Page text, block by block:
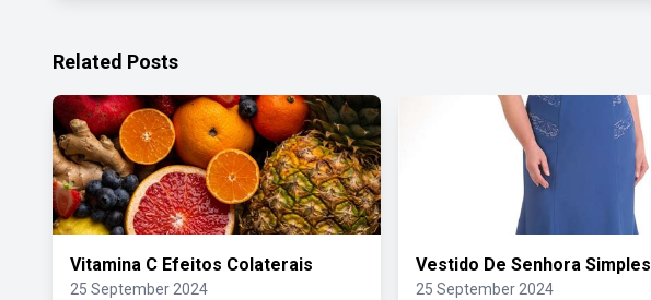
Related Posts
Vitamina C Efeitos Colaterais
25 September 2024
Vestido De Senhora Simples
25 September 2024